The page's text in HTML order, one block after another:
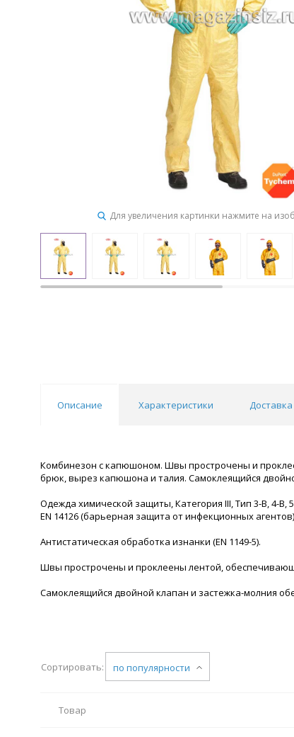
Для увеличения картинки нажмите на
Описание Характеристики Доставка
Комбинезон с капюшоном. Швы прострочены и
брюк, вырез капюшона и талия. Самоклеящийся
Одежда химической защиты, Категория III, Тип 3-B, 4-B,
EN 14126 (барьерная защита от инфекционных
Антистатическая обработка изнанки (EN 1149-5).
Швы прострочены и проклеены лентой,
Самоклеящийся двойной клапан и застежка-молния
Сортировать: по популярности
Товар